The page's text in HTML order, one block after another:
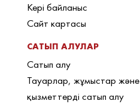
Кері байланыс
Сайт картасы
САТЫП АЛУЛАР
Сатып алу
Тауарлар, жұмыстар және
қызметтерді сатып алу